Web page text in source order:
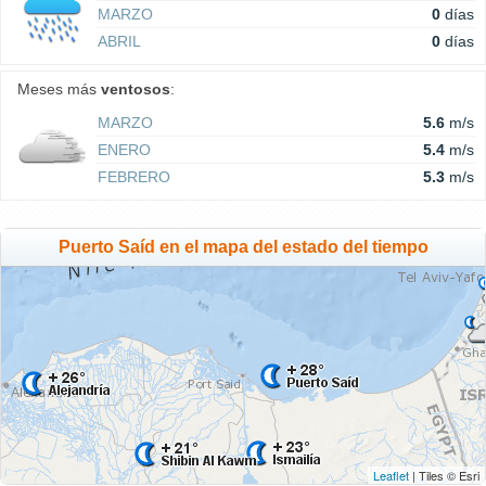
MARZO 0 días
ABRIL
0 días
Meses más ventosos:
MARZO
5.6 m/s
ENERO
5.4 m/s
FEBRERO
5.3 m/s
Puerto Saíd en el mapa del estado del tiempo
Leaflet | Tiles © Esri